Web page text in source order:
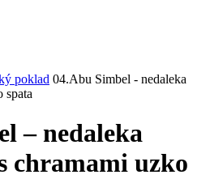
poklad 04.Abu Simbel - nedaleka
spata
– nedaleka
chramami uzko